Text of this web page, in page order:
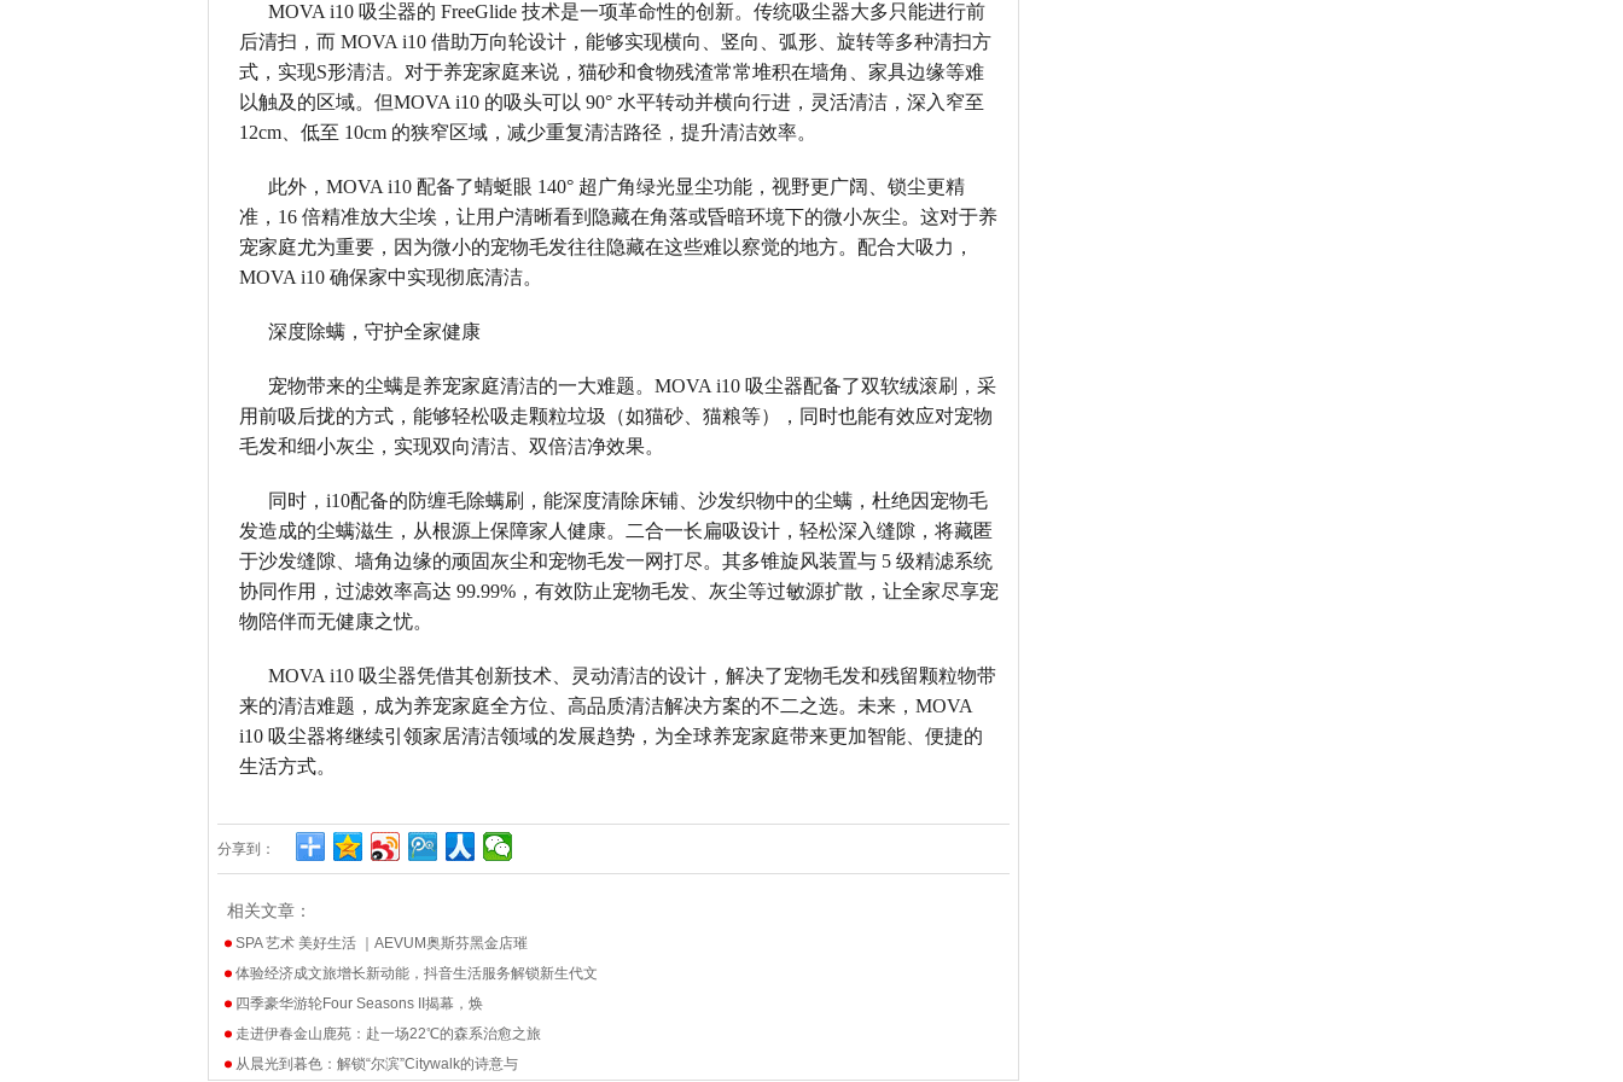
MOVA i10 吸尘器的 FreeGlide 技术是一项革命性的创新。传统吸尘器大多只能进行前
后清扫，而 MOVA i10 借助万向轮设计，能够实现横向、竖向、弧形、旋转等多种清扫方
式，实现S形清洁。对于养宠家庭来说，猫砂和食物残渣常常堆积在墙角、家具边缘等难
以触及的区域。但MOVA i10 的吸头可以 90° 水平转动并横向行进，灵活清洁，深入窄至
12cm、低至 10cm 的狭窄区域，减少重复清洁路径，提升清洁效率。
此外，MOVA i10 配备了蜻蜓眼 140° 超广角绿光显尘功能，视野更广阔、锁尘更精
准，16 倍精准放大尘埃，让用户清晰看到隐藏在角落或昏暗环境下的微小灰尘。这对于养
宠家庭尤为重要，因为微小的宠物毛发往往隐藏在这些难以察觉的地方。配合大吸力，
MOVA i10 确保家中实现彻底清洁。
深度除螨，守护全家健康
宠物带来的尘螨是养宠家庭清洁的一大难题。MOVA i10 吸尘器配备了双软绒滚刷，采
用前吸后拢的方式，能够轻松吸走颗粒垃圾（如猫砂、猫粮等），同时也能有效应对宠物
毛发和细小灰尘，实现双向清洁、双倍洁净效果。
同时，i10配备的防缠毛除螨刷，能深度清除床铺、沙发织物中的尘螨，杜绝因宠物毛
发造成的尘螨滋生，从根源上保障家人健康。二合一长扁吸设计，轻松深入缝隙，将藏匿
于沙发缝隙、墙角边缘的顽固灰尘和宠物毛发一网打尽。其多锥旋风装置与 5 级精滤系统
协同作用，过滤效率高达 99.99%，有效防止宠物毛发、灰尘等过敏源扩散，让全家尽享宠
物陪伴而无健康之忧。
MOVA i10 吸尘器凭借其创新技术、灵动清洁的设计，解决了宠物毛发和残留颗粒物带
来的清洁难题，成为养宠家庭全方位、高品质清洁解决方案的不二之选。未来，MOVA
i10 吸尘器将继续引领家居清洁领域的发展趋势，为全球养宠家庭带来更加智能、便捷的
生活方式。
分享到：
相关文章：
SPA 艺术 美好生活 ｜AEVUM奥斯芬黑金店璀
体验经济成文旅增长新动能，抖音生活服务解锁新生代文
四季豪华游轮Four Seasons II揭幕，焕
走进伊春金山鹿苑：赴一场22℃的森系治愈之旅
从晨光到暮色：解锁“尔滨”Citywalk的诗意与